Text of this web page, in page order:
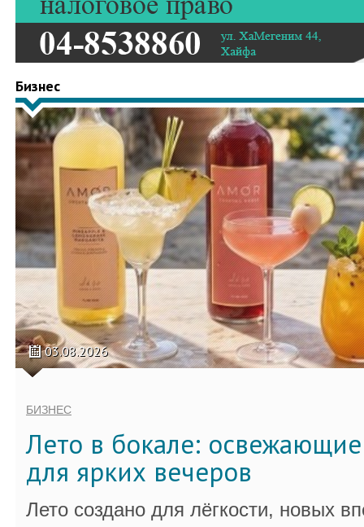
Бизнес
03.08.2026
БИЗНЕС
Лето в бокале:
для ярких вечеров
Лето создано для лёгкости, новых